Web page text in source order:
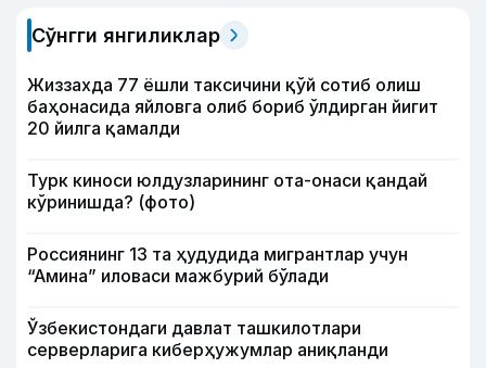
Сўнгги янгиликлар
Жиззахда 77 ёшли таксичини қўй сотиб олиш
баҳонасида яйловга олиб бориб ўлдирган йигит
20 йилга қамалди
Турк киноси юлдузларининг ота-онаси қандай
кўринишда? (фото)
Россиянинг 13 та ҳудудида мигрантлар учун
“Амина” иловаси мажбурий бўлади
Ўзбекистондаги давлат ташкилотлари
серверларига киберҳужумлар аниқланди